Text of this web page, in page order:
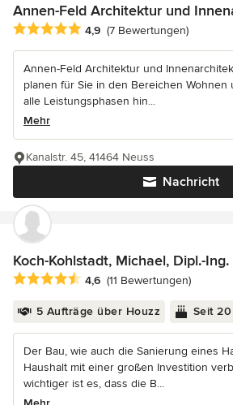
Annen-Feld Architektur und
Durchschnittliche Bewertung: 4.9 von 5
4,9 (7 Bewertungen)
Annen-Feld Architektur und
planen für Sie in den Bereichen Wohnen
alle Leistungsphasen hin...
Mehr
Nachricht
Kanalstr. 45, 41464 Neuss
Koch-Kohlstadt, Michael, Dipl.-Ing.
Durchschnittliche Bewertung: 4.6 von 5
4,6 (11 Bewertungen)
5 Aufträge über Houzz Seit
Der Bau, wie auch die Sanierung eines
Haushalt mit einer großen Investition
wichtiger ist es, dass die B...